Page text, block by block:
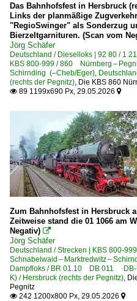
Das Bahnhofsfest in Hersbruck
Links der planmäßige
"RegioSwinger" als Sonderzug
Bierzeltgarnituren. (Scan vom
Jörg Schäfer
Deutschland / Dieselloks | 92 80 / 1
KBS 800-999 / 860 Nürnberg –
Schirnding (–Cheb/Eger),
(rechts der Pegnitz), Die KBS 860
 89 1199x690 Px, 29.05.2026 
Zum Bahnhofsfest in Hersbruck
Zeitweise stand die 01 1066 am
Negativ) 
Jörg Schäfer
Deutschland / Strecken | KBS 800-
Schnabelwaid – Marktredwitz –
Dampfloks / BR 01.10 DB 011 ·DB-
K) / Hersbruck (rechts der Pegnitz),
Pegnitz
 242 1200x800 Px, 29.05.2026 